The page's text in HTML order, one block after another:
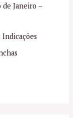
Janeiro –
Indicações